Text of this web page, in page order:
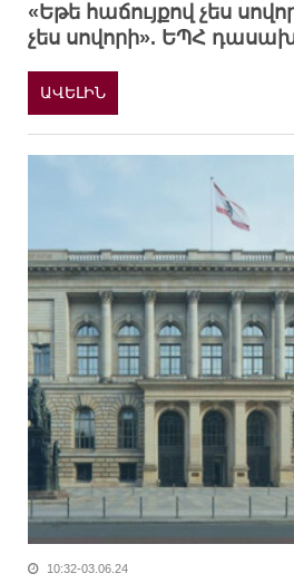
«Եթե հաճույքով չես
չես սովորի». ԵՊՀ
ԱՎԵԼԻՆ
10:32-03.06.24